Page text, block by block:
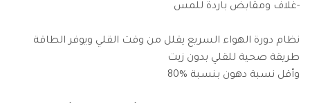
-غلاف ومقابض باردة للمس
نظام دورة الهواء السريع يقلل من وقت القلي ويوفر الطاقة
طريقة صحية للقلي بدون زيت
وأقل نسبة دهون بنسبة %80